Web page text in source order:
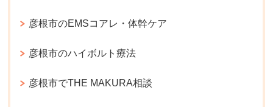
彦根市のEMSコアレ・体幹ケア
彦根市のハイボルト療法
彦根市でTHE MAKURA相談